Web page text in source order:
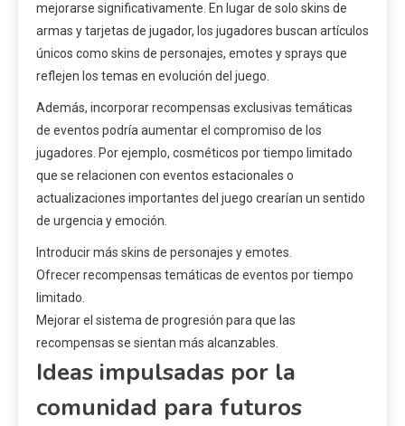
mejorarse significativamente. En lugar de solo skins de
armas y tarjetas de jugador, los jugadores buscan artículos
únicos como skins de personajes, emotes y sprays que
reflejen los temas en evolución del juego.
Además, incorporar recompensas exclusivas temáticas
de eventos podría aumentar el compromiso de los
jugadores. Por ejemplo, cosméticos por tiempo limitado
que se relacionen con eventos estacionales o
actualizaciones importantes del juego crearían un sentido
de urgencia y emoción.
Introducir más skins de personajes y emotes.
Ofrecer recompensas temáticas de eventos por tiempo
limitado.
Mejorar el sistema de progresión para que las
recompensas se sientan más alcanzables.
Ideas impulsadas por la
comunidad para futuros